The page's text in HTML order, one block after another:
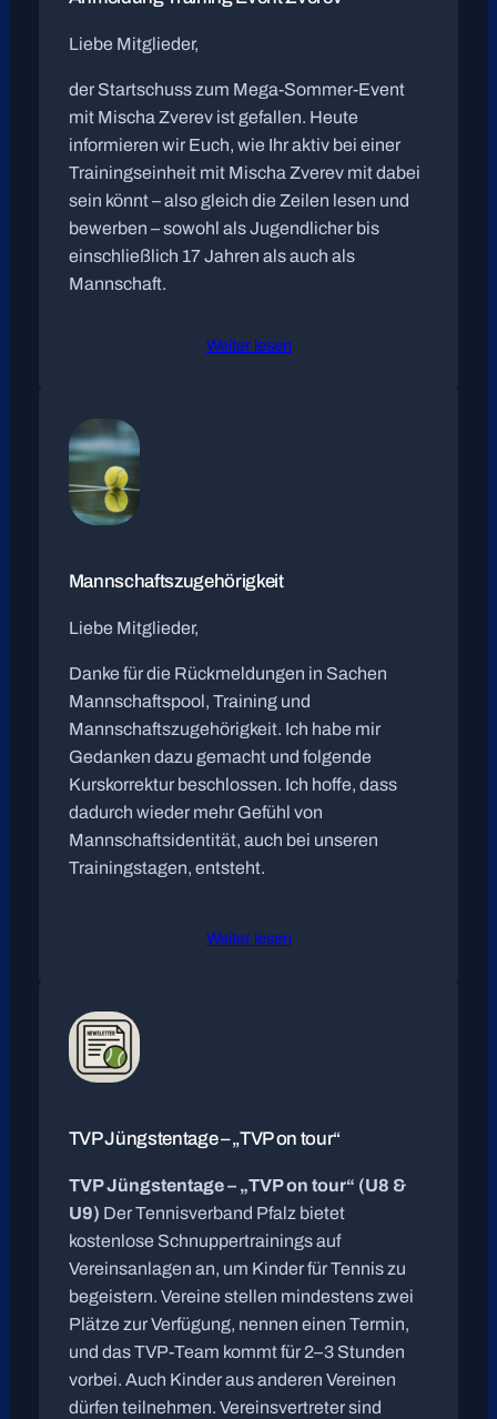
Liebe Mitglieder,
der Startschuss zum Mega-Sommer-Event
mit Mischa Zverev ist gefallen. Heute
informieren wir Euch, wie Ihr aktiv bei einer
Trainingseinheit mit Mischa Zverev mit dabei
sein könnt – also gleich die Zeilen lesen und
bewerben – sowohl als Jugendlicher bis
einschließlich 17 Jahren als auch als
Mannschaft.
Weiter lesen
Mannschaftszugehörigkeit
Liebe Mitglieder,
Danke für die Rückmeldungen in Sachen
Mannschaftspool, Training und
Mannschaftszugehörigkeit. Ich habe mir
Gedanken dazu gemacht und folgende
Kurskorrektur beschlossen. Ich hoffe, dass
dadurch wieder mehr Gefühl von
Mannschaftsidentität, auch bei unseren
Trainingstagen, entsteht.
Weiter lesen
TVP Jüngstentage – „TVP on tour“
TVP Jüngstentage – „TVP on tour“ (U8 &
U9) Der Tennisverband Pfalz bietet
kostenlose Schnuppertrainings auf
Vereinsanlagen an, um Kinder für Tennis zu
begeistern. Vereine stellen mindestens zwei
Plätze zur Verfügung, nennen einen Termin,
und das TVP-Team kommt für 2–3 Stunden
vorbei. Auch Kinder aus anderen Vereinen
dürfen teilnehmen. Vereinsvertreter sind